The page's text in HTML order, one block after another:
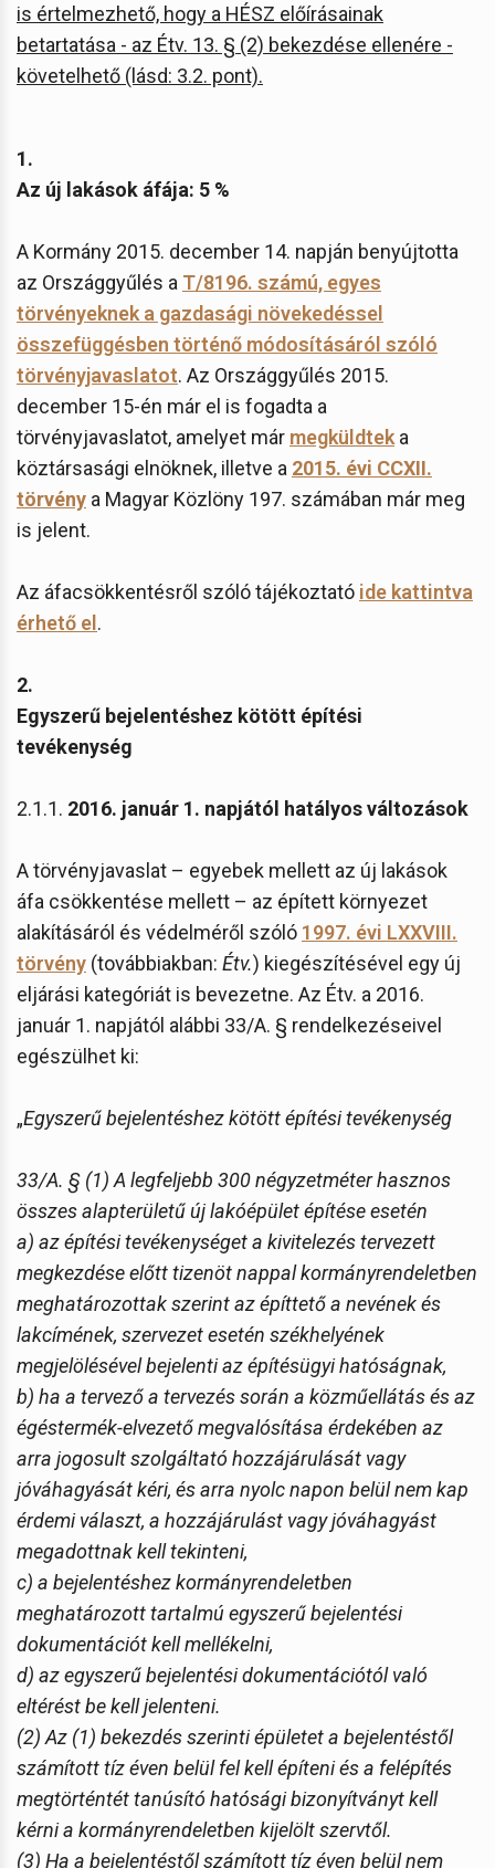
is értelmezhető, hogy a HÉSZ előírásainak
betartatása - az Étv. 13. § (2) bekezdése ellenére -
követelhető (lásd: 3.2. pont).
1.
Az új lakások áfája: 5 %
A Kormány 2015. december 14. napján benyújtotta
az Országgyűlés a T/8196. számú, egyes
törvényeknek a gazdasági növekedéssel
összefüggésben történő módosításáról szóló
törvényjavaslatot. Az Országgyűlés 2015.
december 15-én már el is fogadta a
törvényjavaslatot, amelyet már megküldtek a
köztársasági elnöknek, illetve a 2015. évi CCXII.
törvény a Magyar Közlöny 197. számában már meg
is jelent.
Az áfacsökkentésről szóló tájékoztató ide kattintva
érhető el.
2.
Egyszerű bejelentéshez kötött építési
tevékenység
2.1.1. 2016. január 1. napjától hatályos változások
A törvényjavaslat – egyebek mellett az új lakások
áfa csökkentése mellett – az épített környezet
alakításáról és védelméről szóló 1997. évi LXXVIII.
törvény (továbbiakban: Étv.) kiegészítésével egy új
eljárási kategóriát is bevezetne. Az Étv. a 2016.
január 1. napjától alábbi 33/A. § rendelkezéseivel
egészülhet ki:
„Egyszerű bejelentéshez kötött építési tevékenység
33/A. § (1) A legfeljebb 300 négyzetméter hasznos
összes alapterületű új lakóépület építése esetén
a) az építési tevékenységet a kivitelezés tervezett
megkezdése előtt tizenöt nappal kormányrendeletben
meghatározottak szerint az építtető a nevének és
lakcímének, szervezet esetén székhelyének
megjelölésével bejelenti az építésügyi hatóságnak,
b) ha a tervező a tervezés során a közműellátás és az
égéstermék-elvezető megvalósítása érdekében az
arra jogosult szolgáltató hozzájárulását vagy
jóváhagyását kéri, és arra nyolc napon belül nem kap
érdemi választ, a hozzájárulást vagy jóváhagyást
megadottnak kell tekinteni,
c) a bejelentéshez kormányrendeletben
meghatározott tartalmú egyszerű bejelentési
dokumentációt kell mellékelni,
d) az egyszerű bejelentési dokumentációtól való
eltérést be kell jelenteni.
(2) Az (1) bekezdés szerinti épületet a bejelentéstől
számított tíz éven belül fel kell építeni és a felépítés
megtörténtét tanúsító hatósági bizonyítványt kell
kérni a kormányrendeletben kijelölt szervtől.
(3) Ha a bejelentéstől számított tíz éven belül nem